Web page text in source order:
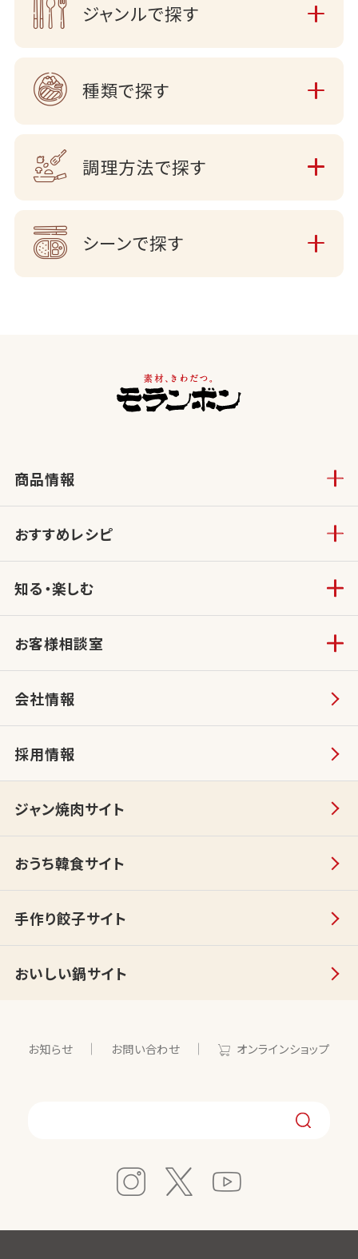
ジャンルで探す
種類で探す
調理方法で探す
シーンで探す
商品情報
おすすめレシピ
知る・楽しむ
お客様相談室
会社情報
採用情報
ジャン焼肉サイト
おうち韓食サイト
手作り餃子サイト
おいしい鍋サイト
お知らせ お問い合わせ オンラインショップ